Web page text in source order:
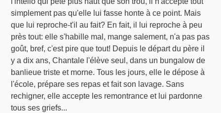
simplement pas qu'elle lui fasse honte à ce point. Mais
que lui reproche-t'il au fait? En fait, il lui reproche à peu
près tout: elle s'habille mal, mange salement, n'a pas pas
goût, bref, c'est pire que tout! Depuis le départ du père il
y a dix ans, Chantale l'élève seul, dans un bungalow de
banlieue triste et morne. Tous les jours, elle le dépose à
l'école, prépare ses repas et fait son lavage. Sans
rechigner, elle accepte les remontrance et lui pardonne
tous ses griefs...